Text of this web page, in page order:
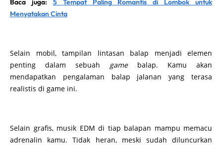
Menyatakan Cinta
Selain mobil, tampilan lintasan balap menjadi elemen
penting dalam sebuah gamebalap. Kamu akan
mendapatkan pengalaman balap jalanan yang terasa
realistis di game ini.
Selain grafis, musik EDM di tiap balapan mampu memacu
adrenalin kamu. Tidak heran, meski sudah diluncurkan